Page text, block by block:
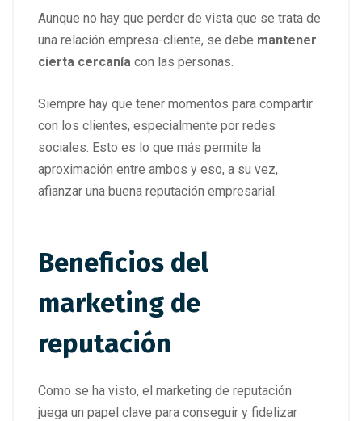
Aunque no hay que perder de vista que se trata de
una relación empresa-cliente, se debe mantener
cierta cercanía con las personas.
Siempre hay que tener momentos para compartir
con los clientes, especialmente por redes
sociales. Esto es lo que más permite la
aproximación entre ambos y eso, a su vez,
afianzar una buena reputación empresarial.
Beneficios del
marketing de
reputación
Como se ha visto, el marketing de reputación
juega un papel clave para conseguir y fidelizar